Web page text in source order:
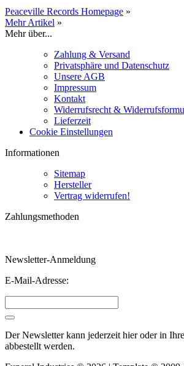
Peaceville Records Homepage »
Mehr Artikel »
Mehr über...
Zahlung & Versand
Privatsphäre und Datenschutz
Unsere AGB
Impressum
Kontakt
Widerrufsrecht &
Lieferzeit
Cookie Einstellungen
Informationen
Sitemap
Hersteller
Vertrag widerrufen!
Zahlungsmethoden
Newsletter-Anmeldung
E-Mail-Adresse:
Der Newsletter kann jederzeit hier oder in
abbestellt werden.